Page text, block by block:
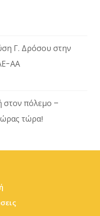
Γ. Δρόσου στην
ΑΑ
στον πόλεμο –
τώρα!